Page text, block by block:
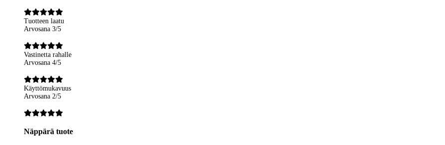
Tuotteen laatu
Arvosana 3/5
Vastinetta rahalle
Arvosana 4/5
Käyttömukavuus
Arvosana 2/5
Näppärä tuote